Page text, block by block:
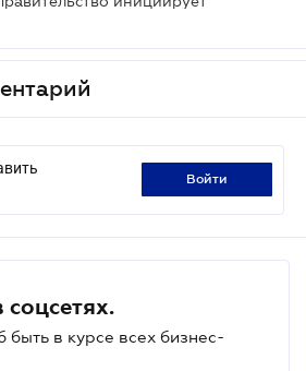
войти
соцсетях.
быть в курсе всех бизнес-